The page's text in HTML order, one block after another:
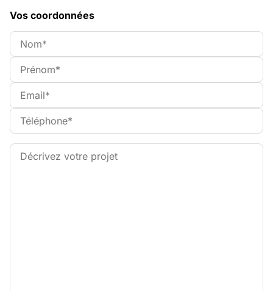
Vos coordonnées